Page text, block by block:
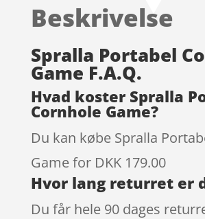
Beskrivelse
Spralla Portabel
Game F.A.Q.
Hvad koster Spralla
Cornhole Game?
Du kan købe Spralla
Game for DKK 179.00
Hvor lang returret er
Du får hele 90 dages